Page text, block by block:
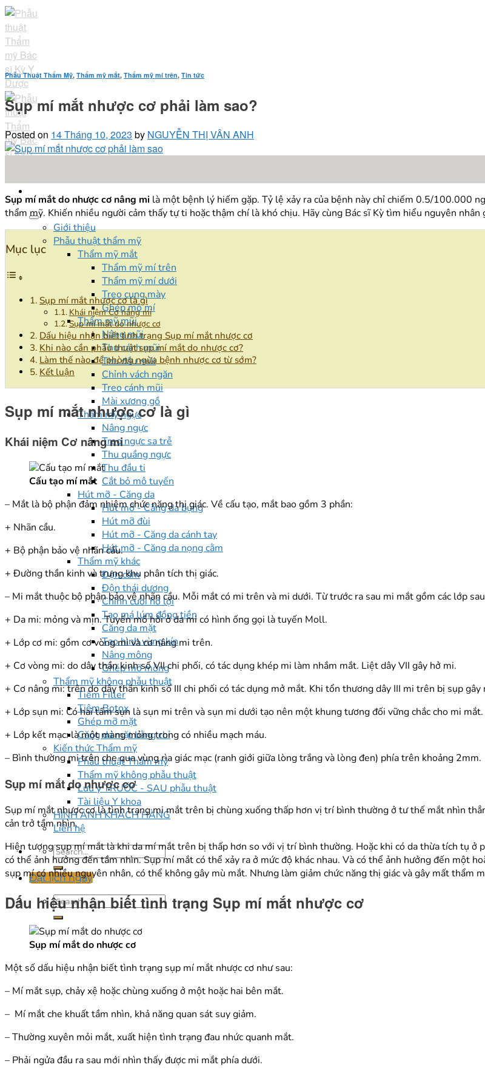
Skip
to
content
Giới thiệu
Phẫu thuật thẩm mỹ
Thẩm mỹ mắt
Thẩm mỹ mí trên
Thẩm mỹ mí dưới
Treo cung mày
Ghép mô mí
Thẩm mỹ mũi
Nâng mũi
Thu cánh mũi
Thu đầu mũi
Chỉnh vách ngăn
Treo cánh mũi
Mài xương gồ
Thẩm mỹ ngực
Nâng ngực
Treo ngực sa trễ
Thu quầng ngực
Thu đầu ti
Cắt bỏ mô tuyến
Hút mỡ - Căng da
Hút mỡ - Căng da bụng
Hút mỡ đùi
Hút mỡ - Căng da cánh tay
Hút mỡ - Căng da nọng cằm
Thẩm mỹ khác
Độn cằm
Độn thái dương
Chỉnh cười hở lợi
Tạo má lúm đồng tiền
Căng da mặt
Tạo hình vùng kín
Nâng mông
Ghép mỡ mông
Thẩm mỹ không phẫu thuật
Tiêm Filler
Tiêm Botox
Ghép mỡ mặt
Căng da mặt bằng chỉ
Kiến thức Thẩm mỹ
Phẫu thuật Thẩm mỹ
Thẩm mỹ không phẫu thuật
Lưu ý TRƯỚC - SAU phẫu thuật
Tài liệu Y khoa
HÌNH ẢNH KHÁCH HÀNG
Liên hệ
Đặt lịch ngay
Phẫu Thuật Thẩm Mỹ, Thẩm mỹ mắt, Thẩm mỹ mí trên, Tin tức
Sụp mí mắt nhược cơ phải làm sao?
Posted on 14 Tháng 10, 2023 by NGUYỄN THỊ VÂN ANH
Sụp mí mắt do nhược cơ nâng mi là một bệnh lý hiếm gặp. Tỷ lệ xảy ra của bệnh này chỉ chiếm 0.5/100.000
thẩm mỹ. Khiến nhiều người cảm thấy tự ti hoặc thậm chí là khó chịu. Hãy cùng Bác sĩ Kỳ tìm hiểu nguyên nhân
Mục lục
Sụp mí mắt nhược cơ là gì
Khái niệm Cơ nâng mi
Sụp mí mắt do nhược cơ
Dấu hiệu nhận biết tình trạng Sụp mí mắt nhược cơ
Khi nào cần phẫu thuật sụp mí mắt do nhược cơ?
Làm thế nào để phòng ngừa bệnh nhược cơ từ sớm?
Kết luận
Sụp mí mắt nhược cơ là gì
Khái niệm Cơ nâng mi
Cấu tạo mí mắt
– Mắt là bộ phận đảm nhiệm chức năng thị giác. Về cấu tạo, mắt bao gồm 3 phần:
+ Nhãn cầu.
+ Bộ phận bảo vệ nhãn cầu.
+ Đường thần kinh và trung khu phân tích thị giác.
– Mi mắt thuộc bộ phận bảo vệ nhãn cầu. Mỗi mắt có mi trên và mi dưới. Từ trước ra sau mi mắt gồm các lớp
+ Da mi: mỏng và mịn. Tuyến mồ hôi ở da mi có hình ống gọi là tuyến Moll.
+ Lớp cơ mi: gồm cơ vòng mi và cơ nâng mi trên.
+ Cơ vòng mi: do dây thần kinh số VII chi phối, có tác dụng khép mi làm nhắm mắt. Liệt dây VII gây hở mi.
+ Cơ nâng mi: trên do dây thần kinh số III chi phối có tác dụng mở mắt. Khi tổn thương dây III mi trên bị sụp gây
+ Lớp sụn mi: Có hai tấm sụn là sụn mi trên và sụn mi dưới tạo nên một khung tương đối vững chắc cho mi mắt.
+ Lớp kết mạc: là một màng mỏng trong có nhiều mạch máu.
– Bình thường mi trên che qua vùng rìa giác mạc (ranh giới giữa lòng trắng và lòng đen) phía trên khoảng 2mm.
Sụp mí mắt do nhược cơ
Sụp mí mắt nhược cơ là tình trạng mi mắt trên bị chùng xuống thấp hơn vị trí bình thường ở tư thế mắt nhìn
cản trở tầm nhìn.
Hiện tượng sụp mí mắt là khi da mí mắt trên bị thấp hơn so với vị trí bình thường. Hoặc khi có da thừa tích tụ ở
có thể ảnh hưởng đến tầm nhìn. Sụp mí mắt có thể xảy ra ở mức độ khác nhau. Và có thể ảnh hưởng đến một
sụp mí có nhiều nguyên nhân, có thể không gây mù mắt. Nhưng làm giảm chức năng thị giác và gây mất thẩm
Dấu hiệu nhận biết tình trạng Sụp mí mắt nhược cơ
Sụp mí mắt do nhược cơ
Một số dấu hiệu nhận biết tình trạng sụp mí mắt nhược cơ như sau:
– Mí mắt sụp, chảy xệ hoặc chùng xuống ở một hoặc hai bên mắt.
– Mí mắt che khuất tầm nhìn, khả năng quan sát suy giảm.
– Thường xuyên mỏi mắt, xuất hiện tình trạng đau nhức quanh mắt.
– Phải ngửa đầu ra sau mới nhìn thấy được mi mắt phía dưới.